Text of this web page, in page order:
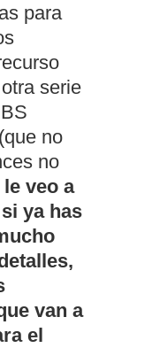
para
serie
(que no
no
veo a
ya has
van a
el